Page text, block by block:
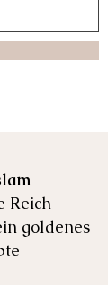
Reich
goldenes